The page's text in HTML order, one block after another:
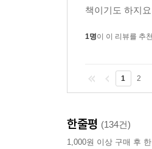
책이기도 하지
1명이 이 리뷰를 추
1 2
한줄평 (134건)
1,000원 이상 구매 후